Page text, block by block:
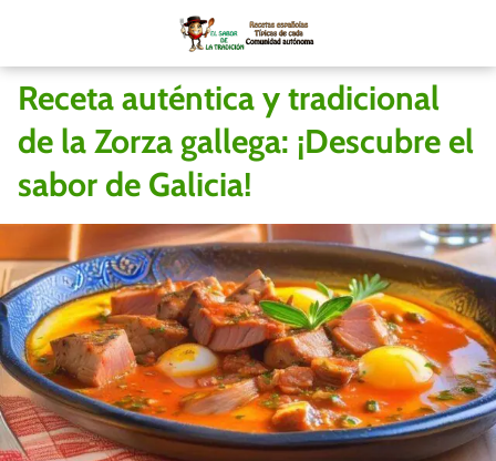
Receta auténtica y tradicional
de la Zorza gallega: ¡Descubre el
sabor de Galicia!